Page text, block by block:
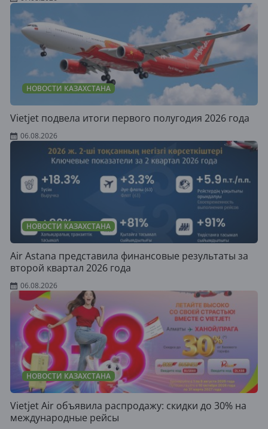
НОВОСТИ КАЗАХСТАНА
Vietjet подвела итоги первого полугодия 2026 года
06.08.2026
НОВОСТИ КАЗАХСТАНА
Air Astana представила финансовые результаты за
второй квартал 2026 года
06.08.2026
НОВОСТИ КАЗАХСТАНА
Vietjet Air объявила распродажу: скидки до 30% на
международные рейсы